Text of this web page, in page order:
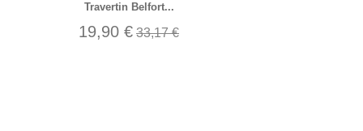
Travertin Belfort...
19,90 € 33,17 €